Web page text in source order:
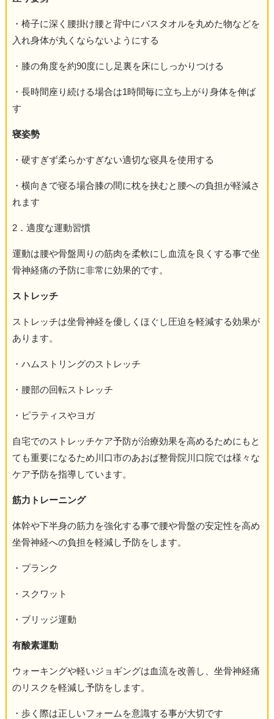
・椅子に深く腰掛け腰と背中にバスタオルを丸めた物などを
入れ身体が丸くならないようにする
・膝の角度を約90度にし足裏を床にしっかりつける
・長時間座り続ける場合は1時間毎に立ち上がり身体を伸ば
す
寝姿勢
・硬すぎず柔らかすぎない適切な寝具を使用する
・横向きで寝る場合膝の間に枕を挟むと腰への負担が軽減さ
れます
2．適度な運動習慣
運動は腰や骨盤周りの筋肉を柔軟にし血流を良くする事で坐
骨神経痛の予防に非常に効果的です。
ストレッチ
ストレッチは坐骨神経を優しくほぐし圧迫を軽減する効果が
あります。
・ハムストリングのストレッチ
・腰部の回転ストレッチ
・ピラティスやヨガ
自宅でのストレッチケア予防が治療効果を高めるためにもと
ても重要になるため川口市のあおば整骨院川口院では様々な
ケア予防を指導しています。
筋力トレーニング
体幹や下半身の筋力を強化する事で腰や骨盤の安定性を高め
坐骨神経への負担を軽減し予防をします。
・プランク
・スクワット
・ブリッジ運動
有酸素運動
ウォーキングや軽いジョギングは血流を改善し、坐骨神経痛
のリスクを軽減し予防をします。
・歩く際は正しいフォームを意識する事が大切です